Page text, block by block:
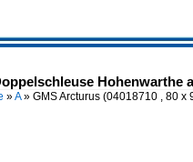
»A» GMS Arcturus (04018710 , 80 x